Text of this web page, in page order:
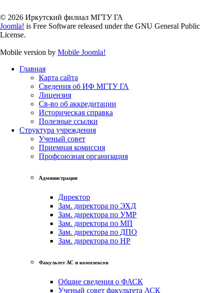
© 2026 Иркутский филиал МГТУ ГА
Joomla! is Free Software released under the GNU General Public
License.
Mobile version by Mobile Joomla!
Главная
Карта сайта
Сведения об ИФ МГТУ ГА
Лицензия
Св-во об аккредитации
Историческая справка
Полезные ссылки
Структура учреждения
Ученый совет
Приемная комиссия
Профсоюзная организация
Администрация
Директор
Зам. директора по ЭХД
Зам. директора по УМР
Зам. директора по МП
Зам. директора по ДПО
Зам. директора по НР
Факультет АС и комплексов
Общие сведения о ФАСК
Ученый совет факультета АСК